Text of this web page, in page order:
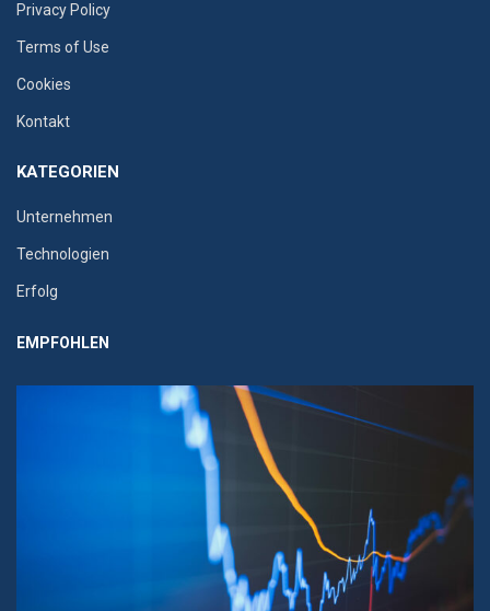
Privacy Policy
Terms of Use
Cookies
Kontakt
KATEGORIEN
Unternehmen
Technologien
Erfolg
EMPFOHLEN